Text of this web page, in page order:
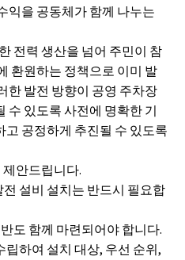
익을 공동체가 함께 나누는
전력 생산을 넘어 주민이 참
환원하는 정책으로 이미 발
한 발전 방향이 공영 주차장
수 있도록 사전에 명확한 기
공정하게 추진될 수 있도록
안드립니다.
설비 설치는 반드시 필요합
도 함께 마련되어야 합니다.
하여 설치 대상, 우선 순위,